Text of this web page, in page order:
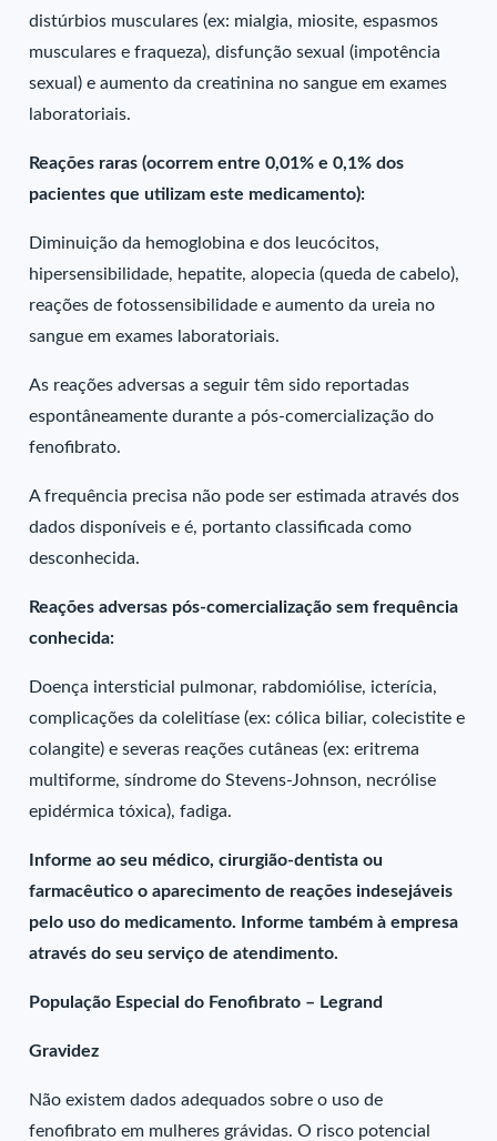
distúrbios musculares (ex: mialgia, miosite, espasmos
musculares e fraqueza), disfunção sexual (impotência
sexual) e aumento da creatinina no sangue em exames
laboratoriais.
Reações raras (ocorrem entre 0,01% e 0,1% dos
pacientes que utilizam este medicamento):
Diminuição da hemoglobina e dos leucócitos,
hipersensibilidade, hepatite, alopecia (queda de cabelo),
reações de fotossensibilidade e aumento da ureia no
sangue em exames laboratoriais.
As reações adversas a seguir têm sido reportadas
espontâneamente durante a pós-comercialização do
fenofibrato.
A frequência precisa não pode ser estimada através dos
dados disponíveis e é, portanto classificada como
desconhecida.
Reações adversas pós-comercialização sem frequência
conhecida:
Doença intersticial pulmonar, rabdomiólise, icterícia,
complicações da colelitíase (ex: cólica biliar, colecistite e
colangite) e severas reações cutâneas (ex: eritrema
multiforme, síndrome do Stevens-Johnson, necrólise
epidérmica tóxica), fadiga.
Informe ao seu médico, cirurgião-dentista ou
farmacêutico o aparecimento de reações indesejáveis
pelo uso do medicamento. Informe também à empresa
através do seu serviço de atendimento.
População Especial do Fenofibrato – Legrand
Gravidez
Não existem dados adequados sobre o uso de
fenofibrato em mulheres grávidas. O risco potencial